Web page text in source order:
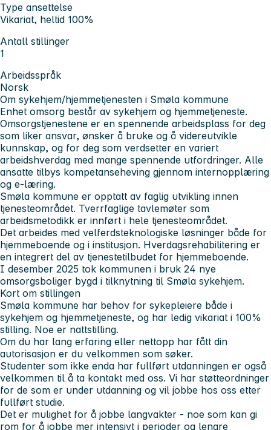
Type ansettelse
Vikariat, heltid 100%
Antall stillinger
1
Arbeidsspråk
Norsk
Om sykehjem/hjemmetjenesten i Smøla kommune
Enhet omsorg består av sykehjem og hjemmetjeneste.
Omsorgstjenestene er en spennende arbeidsplass for deg
som liker ansvar, ønsker å bruke og å videreutvikle
kunnskap, og for deg som verdsetter en variert
arbeidshverdag med mange spennende utfordringer. Alle
ansatte tilbys kompetanseheving gjennom internopplæring
og e-læring.
Smøla kommune er opptatt av faglig utvikling innen
tjenesteområdet. Tverrfaglige tavlemøter som
arbeidsmetodikk er innført i hele tjenesteområdet.
Det arbeides med velferdsteknologiske løsninger både for
hjemmeboende og i institusjon. Hverdagsrehabilitering er
en integrert del av tjenestetilbudet for hjemmeboende.
I desember 2025 tok kommunen i bruk 24 nye
omsorgsboliger bygd i tilknytning til Smøla sykehjem.
Kort om stillingen
Smøla kommune har behov for sykepleiere både i
sykehjem og hjemmetjeneste, og har ledig vikariat i 100%
stilling. Noe er nattstilling.
Om du har lang erfaring eller nettopp har fått din
autorisasjon er du velkommen som søker.
Studenter som ikke enda har fullført utdanningen er også
velkommen til å ta kontakt med oss. Vi har støtteordninger
for de som er under utdanning og vil jobbe hos oss etter
fullført studie.
Det er mulighet for å jobbe langvakter - noe som kan gi
rom for å jobbe mer intensivt i perioder og lengre